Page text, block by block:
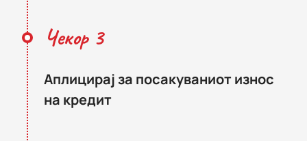
Чекор 3
Аплицирај за посакуваниот износ
на кредит